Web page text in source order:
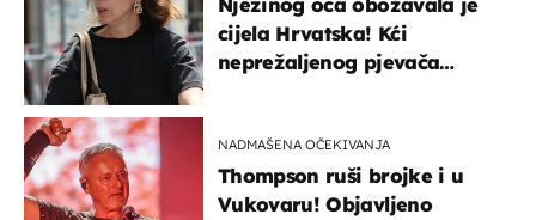
Njezinog oca obožavala je
cijela Hrvatska! Kći
neprežaljenog pjevača
NADMAŠENA OČEKIVANJA
Thompson ruši brojke i u
Vukovaru! Objavljeno